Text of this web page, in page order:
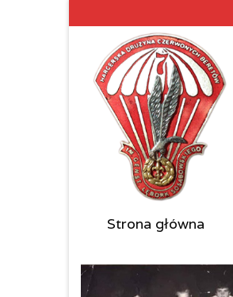
Strona główna